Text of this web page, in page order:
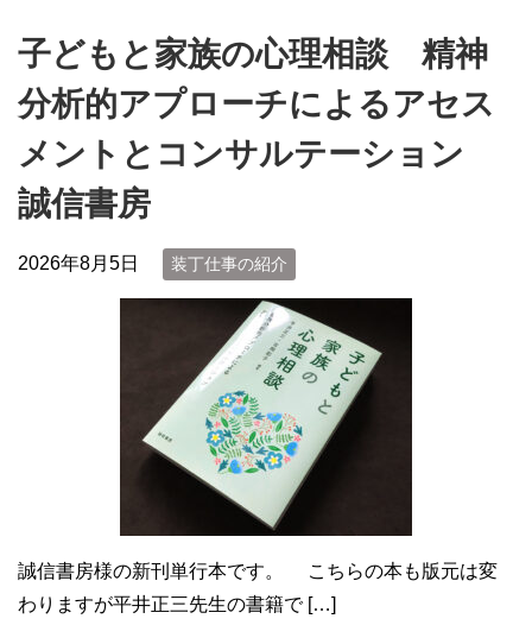
子どもと家族の心理相談 精神
分析的アプローチによるアセス
メントとコンサルテーション
誠信書房
2026年8月5日 装丁仕事の紹介
誠信書房様の新刊単行本です。 こちらの本も版元は変
わりますが平井正三先生の書籍で […]